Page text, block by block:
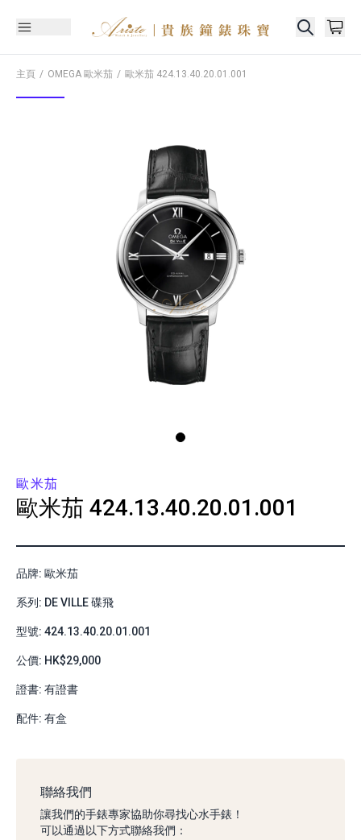
主頁 OMEGA 歐米茄 歐米茄 424.13.40.20.01.001
歐米茄
歐米茄 424.13.40.20.01.001
品牌: 歐米茄
系列: DE VILLE 碟飛
型號: 424.13.40.20.01.001
公價: HK$29,000
證書: 有證書
配件: 有盒
聯絡我們
讓我們的手錶專家協助你尋找心水手錶！
可以通過以下方式聯絡我們：